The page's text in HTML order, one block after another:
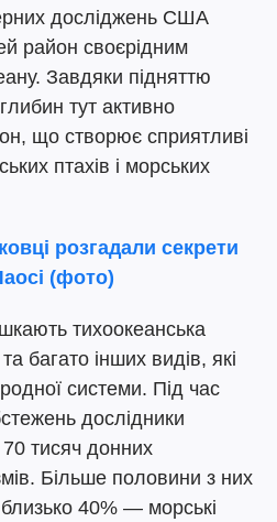
досліджень США
район своєрідним
Завдяки підняттю
тут активно
що створює сприятливі
птахів і морських
розгадали секрети
(фото)
тихоокеанська
багато інших видів, які
системи. Під час
дослідники
тисяч донних
Більше половини з них
40% — морські